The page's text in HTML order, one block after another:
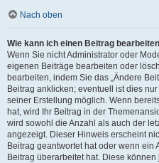
Nach oben
Wie kann ich einen Beitrag
Wenn Sie nicht Administrator oder
eigenen Beiträge bearbeiten oder
bearbeiten, indem Sie das „Ändere
Beitrag anklicken; eventuell ist dies
seiner Erstellung möglich. Wenn
hat, wird Ihr Beitrag in der
wird sowohl die Anzahl als auch der
angezeigt. Dieser Hinweis erscheint
Beitrag geantwortet hat oder wenn ein
Beitrag überarbeitet hat. Diese